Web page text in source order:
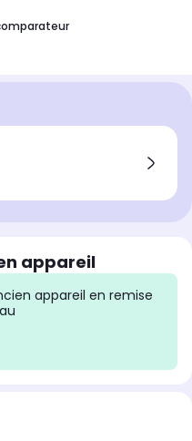
appareil
appareil en remise